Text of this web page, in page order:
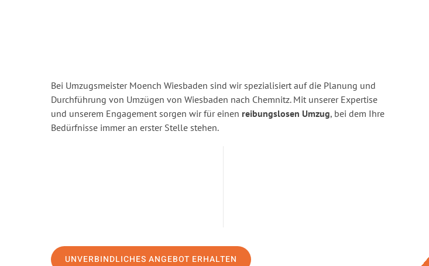
Bei Umzugsmeister Moench Wiesbaden sind wir spezialisiert auf die Planung und
Durchführung von Umzügen von Wiesbaden nach Chemnitz. Mit unserer Expertise
und unserem Engagement sorgen wir für einen reibungslosen Umzug, bei dem Ihre
Bedürfnisse immer an erster Stelle stehen.
UNVERBINDLICHES ANGEBOT ERHALTEN